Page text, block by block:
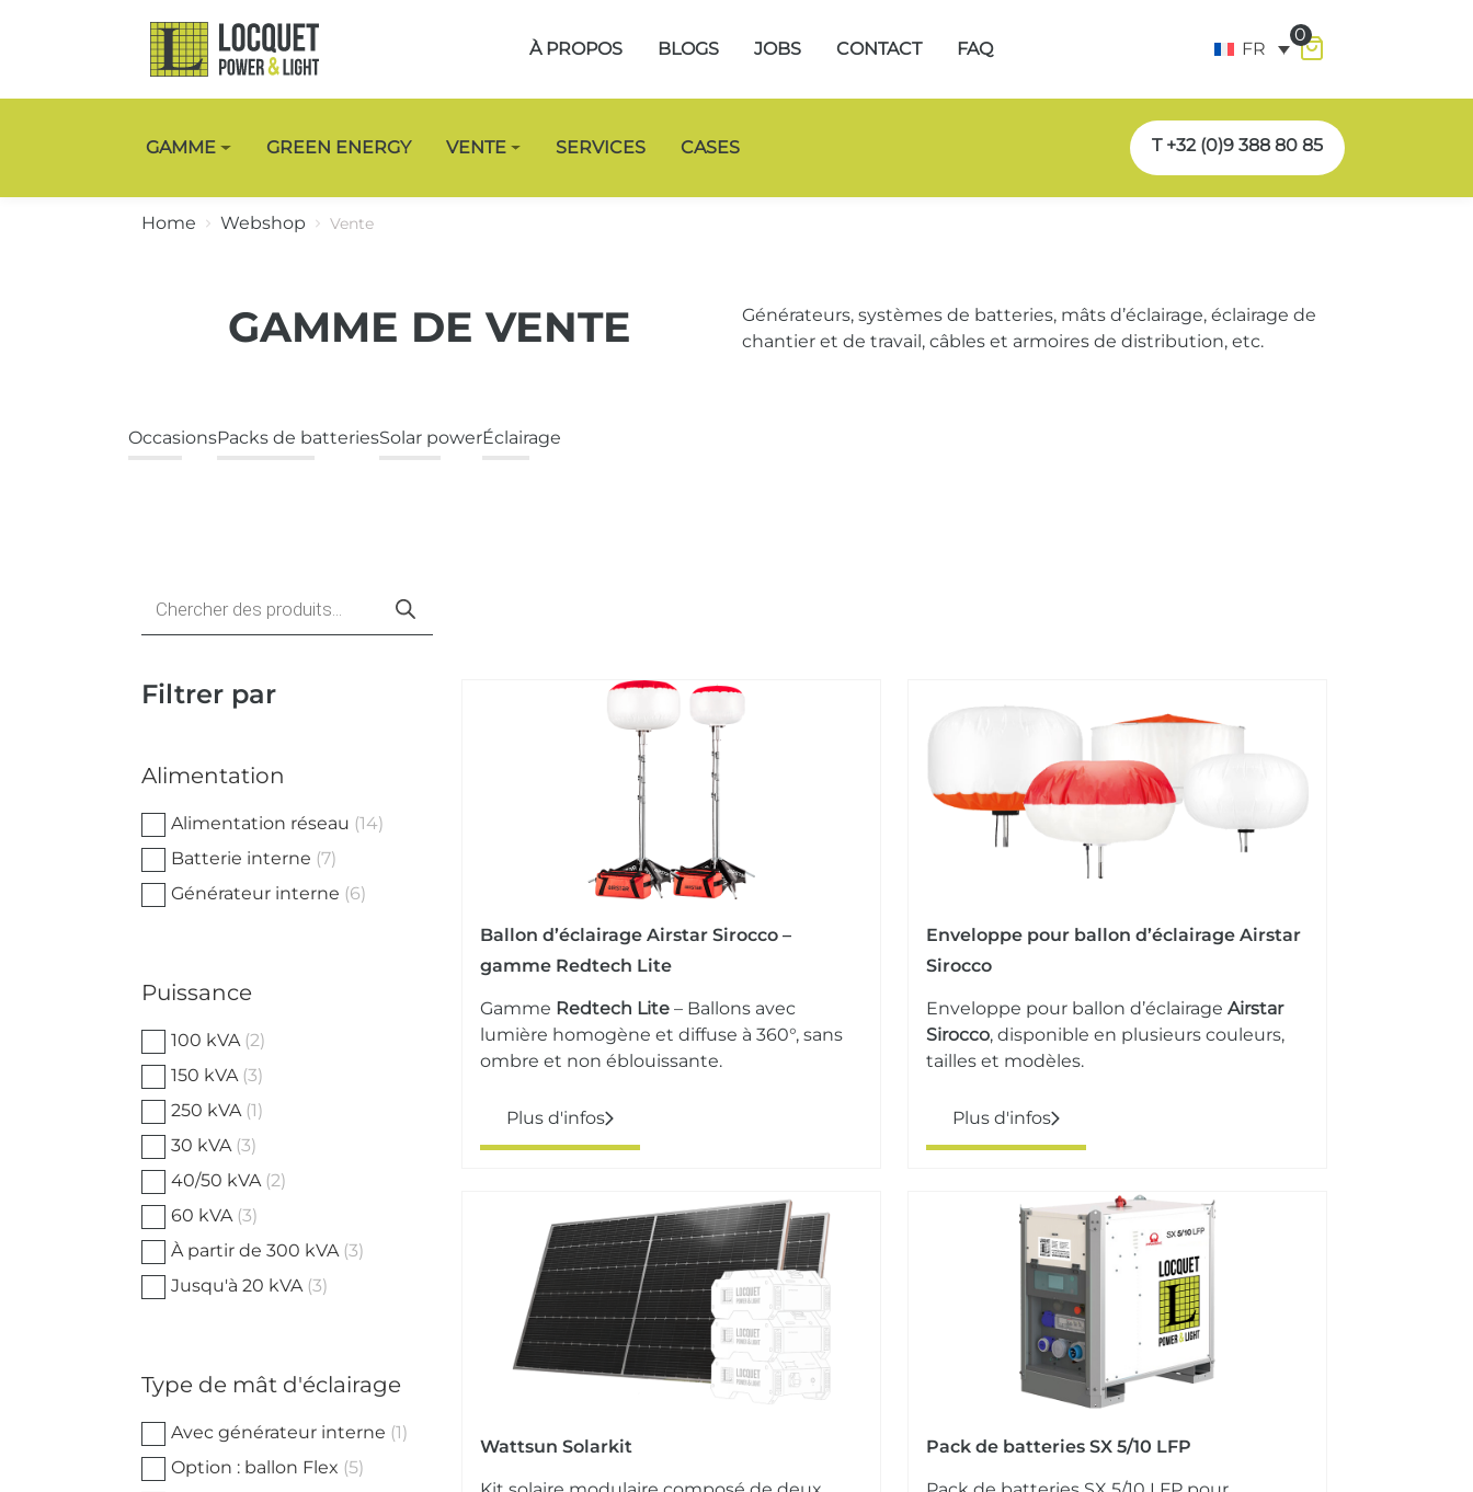
À PROPOS BLOGS JOBS CONTACT FAQ FR
0
GAMME GREEN ENERGY VENTE SERVICES CASES T +32 (0)9 388 80 85
Home Webshop Vente
GAMME DE VENTE
Générateurs, systèmes de batteries, mâts d’éclairage, éclairage de
chantier et de travail, câbles et armoires de distribution, etc.
OccasionsPacks de batteriesSolar powerÉclairage
de
Filtrer par
Alimentation
Alimentation réseau (14)
Batterie interne (7)
Générateur interne (6)
Puissance
100 kVA (2)
150 kVA (3)
250 kVA (1)
30 kVA (3)
40/50 kVA (2)
60 kVA (3)
À partir de 300 kVA (3)
Jusqu'à 20 kVA (3)
Type de mât d'éclairage
Avec générateur interne (1)
Option : ballon Flex (5)
Ballon d’éclairage Airstar Sirocco –
gamme Redtech Lite
Gamme Redtech Lite – Ballons avec
lumière homogène et diffuse à 360°, sans
ombre et non éblouissante.
Plus d'infos
Enveloppe pour ballon d’éclairage Airstar
Sirocco
Enveloppe pour ballon d’éclairage Airstar
Sirocco, disponible en plusieurs couleurs,
tailles et modèles.
Plus d'infos
Wattsun Solarkit Pack de batteries SX 5/10 LFP